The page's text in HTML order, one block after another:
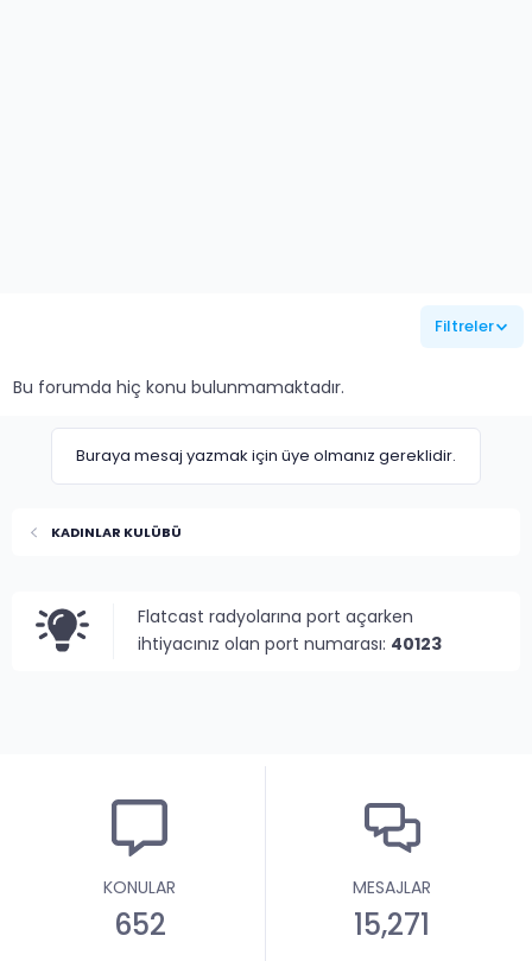
Filtreler
Bu forumda hiç konu bulunmamaktadır.
Buraya mesaj yazmak için üye olmanız gereklidir.
KADINLAR KULÜBÜ
Flatcast radyolarına port açarken
ihtiyacınız olan port numarası: 40123
KONULAR
652
MESAJLAR
15,271